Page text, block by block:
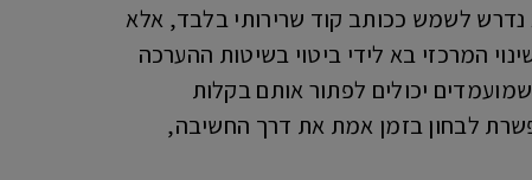
לשמש ככותב קוד שרירותי בלבד, אלא
המרכזי בא לידי ביטוי בשיטות ההערכה
יכולים לפתור אותם בקלות
לבחון בזמן אמת את דרך החשיבה,